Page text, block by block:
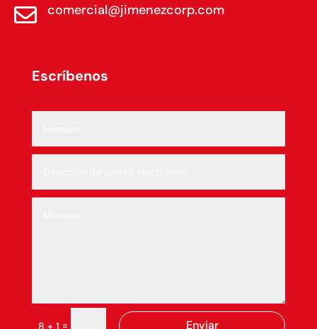
 comercial@jimenezcorp.com
Escríbenos
8 + 1 = Enviar